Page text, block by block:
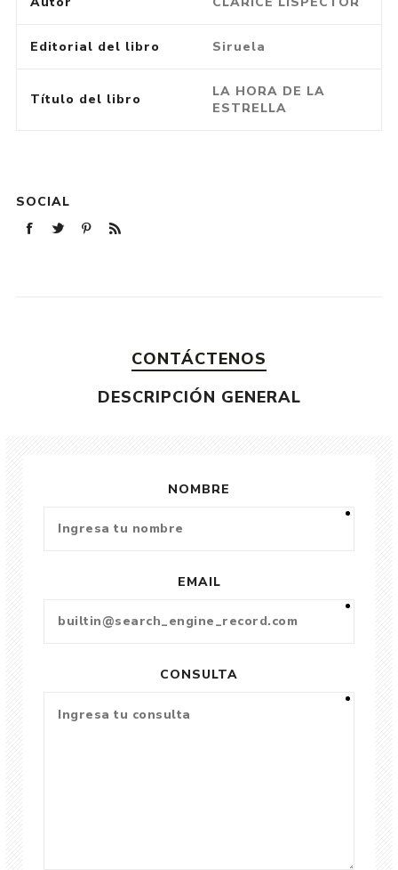
Editorial del libro Siruela
Título del libro
LA HORA DE LA
ESTRELLA
SOCIAL
CONTÁCTENOS
DESCRIPCIÓN GENERAL
NOMBRE
EMAIL
CONSULTA